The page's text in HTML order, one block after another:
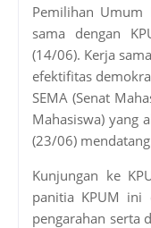
Pemilihan Umum
sama dengan
(14/06). Kerja
efektifitas
SEMA (Senat
Mahasiswa) yang
(23/06)
Kunjungan ke
panitia KPUM ini
pengarahan serta